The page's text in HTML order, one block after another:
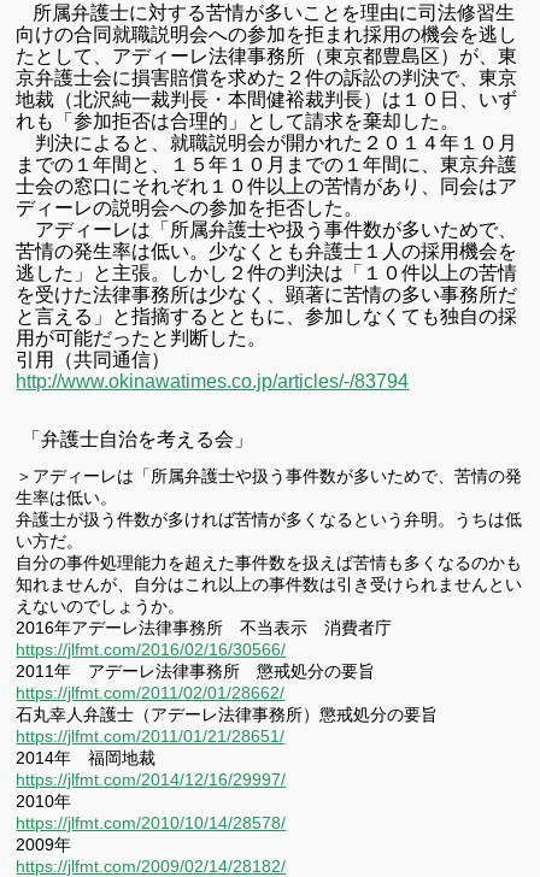
所属弁護士に対する苦情が多いことを理由に司法修習生
向けの合同就職説明会への参加を拒まれ採用の機会を逃し
たとして、アディーレ法律事務所（東京都豊島区）が、東
京弁護士会に損害賠償を求めた２件の訴訟の判決で、東京
地裁（北沢純一裁判長・本間健裕裁判長）は１０日、いず
れも「参加拒否は合理的」として請求を棄却した。
判決によると、就職説明会が開かれた２０１４年１０月
までの１年間と、１５年１０月までの１年間に、東京弁護
士会の窓口にそれぞれ１０件以上の苦情があり、同会はア
ディーレの説明会への参加を拒否した。
アディーレは「所属弁護士や扱う事件数が多いためで、
苦情の発生率は低い。少なくとも弁護士１人の採用機会を
逃した」と主張。しかし２件の判決は「１０件以上の苦情
を受けた法律事務所は少なく、顕著に苦情の多い事務所だ
と言える」と指摘するとともに、参加しなくても独自の採
用が可能だったと判断した。
引用（共同通信）
http://www.okinawatimes.co.jp/articles/-/83794
「弁護士自治を考える会」
＞アディーレは「所属弁護士や扱う事件数が多いためで、苦情の発
生率は低い。
弁護士が扱う件数が多ければ苦情が多くなるという弁明。うちは低
い方だ。
自分の事件処理能力を超えた事件数を扱えば苦情も多くなるのかも
知れませんが、自分はこれ以上の事件数は引き受けられませんとい
えないのでしょうか。
2016年アデーレ法律事務所 不当表示 消費者庁
https://jlfmt.com/2016/02/16/30566/
2011年 アデーレ法律事務所 懲戒処分の要旨
https://jlfmt.com/2011/02/01/28662/
石丸幸人弁護士（アデーレ法律事務所）懲戒処分の要旨
https://jlfmt.com/2011/01/21/28651/
2014年 福岡地裁
https://jlfmt.com/2014/12/16/29997/
2010年
https://jlfmt.com/2010/10/14/28578/
2009年
https://jlfmt.com/2009/02/14/28182/